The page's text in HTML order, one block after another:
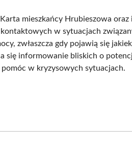
mieszkańcy Hrubieszowa
w sytuacjach
zwłaszcza gdy pojawią się
się informowanie bliskich o
pomóc w kryzysowych sytuacjach.